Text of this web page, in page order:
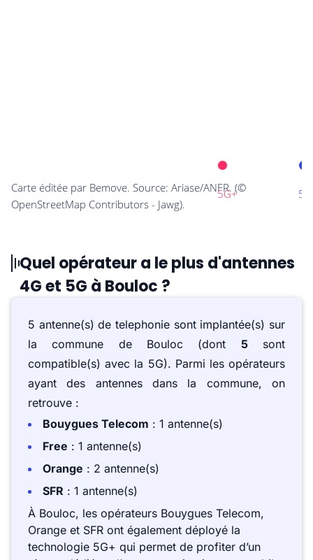
Quel opérateur a le plus d'antennes
4G et 5G à Bouloc ?
5 antenne(s) de telephonie sont implantée(s) sur
la commune de Bouloc (dont 5sont
compatible(s) avec la 5G). Parmi les opérateurs
ayant des antennes dans la commune, on
retrouve :
Bouygues Telecom : 1 antenne(s)
Free : 1 antenne(s)
Orange : 2 antenne(s)
SFR : 1 antenne(s)
À Bouloc, les opérateurs Bouygues Telecom,
Orange et SFR ont également déployé la
technologie 5G+ qui permet de profiter d’un